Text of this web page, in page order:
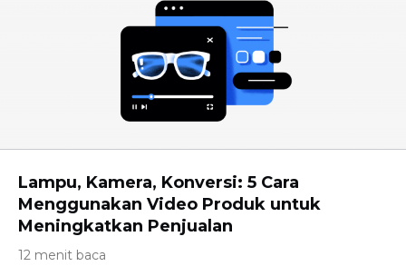
Lampu, Kamera, Konversi: 5 Cara
Menggunakan Video Produk untuk
Meningkatkan Penjualan
12 menit baca